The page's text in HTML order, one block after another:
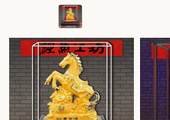
price